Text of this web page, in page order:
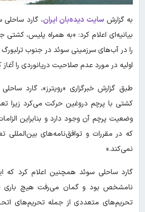
به گزارشسایت دیده‌بان ایران، گارد ساحلی
بیانیه‌ای اعلام کرد: «به همراه پلیس،
را در آب‌های سرزمینی سوئد در جنوب
اولیه در مورد عدم صلاحیت دریانوردی را آغاز
طبق گزارش خبرگزاری «رویترز»، گارد
کشتی با پرچم دروغین حرکت می‌کرد زیرا
وضعیت پرچم آن وجود دارد و بنابراین
که در مقررات و توافق‌نامه‌های بین‌المللی
نمی‌کند.»
گارد ساحلی سوئد همچنین اعلام کرد
نامشخص بود و گمان می‌رفت هیچ باری
تحریم‌های متعددی از جمله تحریم‌های